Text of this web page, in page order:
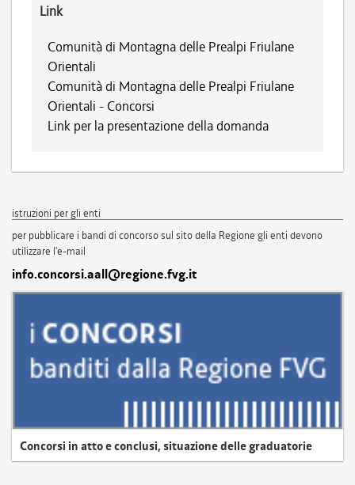
Link
Comunità di Montagna delle Prealpi Friulane
Orientali
Comunità di Montagna delle Prealpi Friulane
Orientali - Concorsi
Link per la presentazione della domanda
istruzioni per gli enti
per pubblicare i bandi di concorso sul sito della Regione gli enti devono
utilizzare l'e-mail
info.concorsi.aall@regione.fvg.it
Concorsi in atto e conclusi, situazione delle graduatorie